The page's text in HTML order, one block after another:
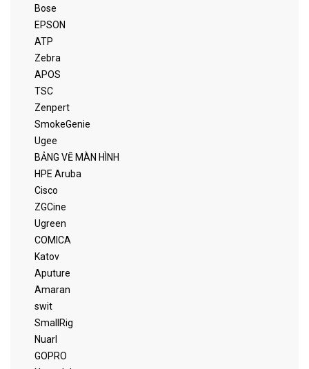
Bose
EPSON
ATP
Zebra
APOS
TSC
Zenpert
SmokeGenie
Ugee
BẢNG VẼ MÀN HÌNH
HPE Aruba
Cisco
ZGCine
Ugreen
COMICA
Katov
Aputure
Amaran
swit
SmallRig
Nuarl
GOPRO